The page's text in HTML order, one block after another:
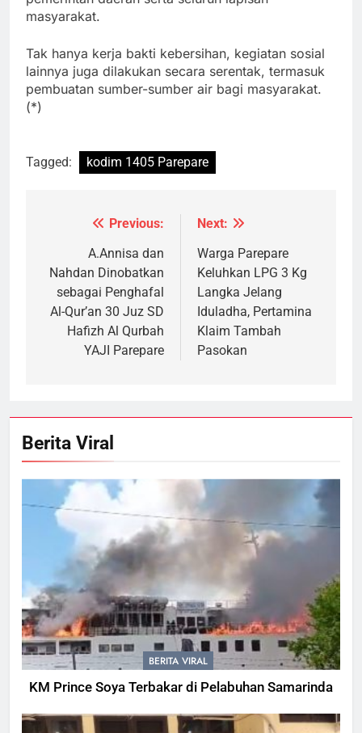
masyarakat.
Tak hanya kerja bakti kebersihan, kegiatan sosial
lainnya juga dilakukan secara serentak, termasuk
pembuatan sumber-sumber air bagi masyarakat.
(*)
Tagged: kodim 1405 Parepare
NavigasiPrevious:
A.Annisa dan
Nahdan Dinobatkan
sebagai Penghafal
Al-Qur’an 30 Juz SD
Hafizh Al Qurbah
YAJI Parepare
Next:
Warga Parepare
Keluhkan LPG 3 Kg
Langka Jelang
Iduladha, Pertamina
Klaim Tambah
Pasokan
Berita Viral
BERITA VIRAL
KM Prince Soya Terbakar di Pelabuhan Samarinda